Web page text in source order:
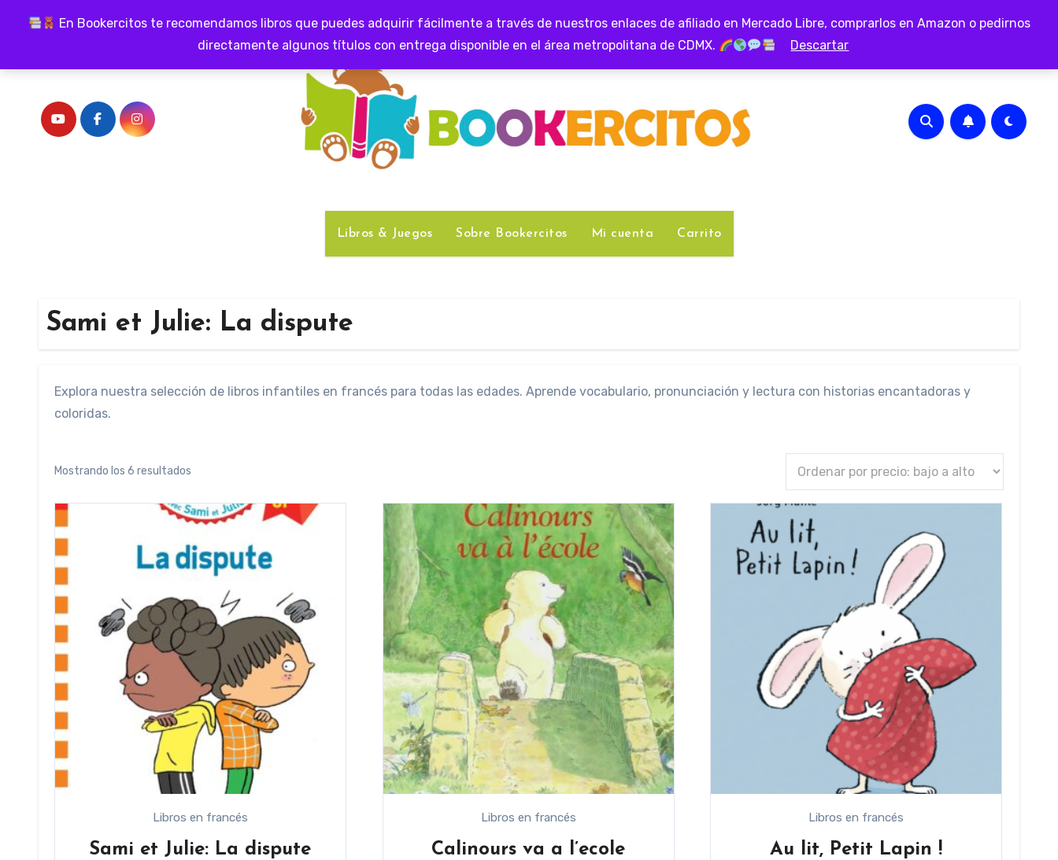
En Bookercitos te recomendamos libros que puedes adquirir fácilmente a través de nuestros enlaces de afiliado en Mercado Libre, comprarlos en Amazon o pedirnos
directamente algunos títulos con entrega disponible en el área metropolitana de CDMX.
Descartar
Libros & Juegos Sobre Bookercitos Mi cuenta Carrito
Sami et Julie: La dispute
Explora nuestra selección de libros infantiles en francés para todas las edades. Aprende vocabulario, pronunciación y lectura con historias encantadoras y
coloridas.
Mostrando los 6 resultados
por
precio:
a
alto
Libros en francés
Sami et Julie: La dispute
Libros en francés
Calinours va a l’ecole
Libros en francés
Au lit, Petit Lapin !